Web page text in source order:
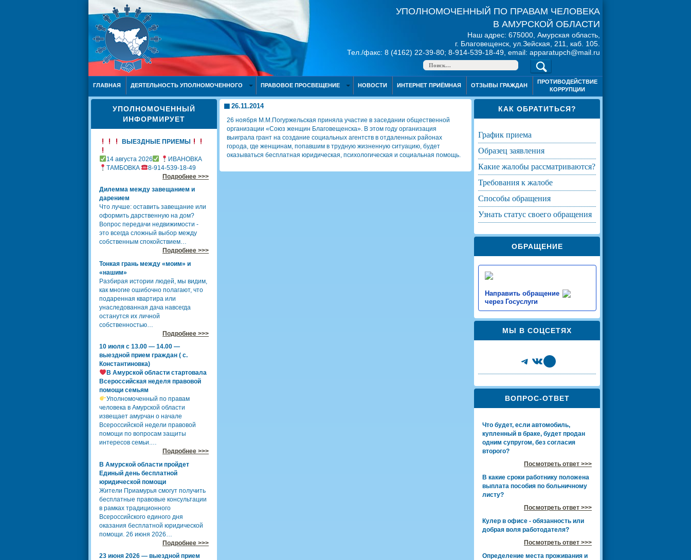
УПОЛНОМОЧЕННЫЙ ПО ПРАВАМ ЧЕЛОВЕКА
В АМУРСКОЙ ОБЛАСТИ
Наш адрес: 675000, Амурская область,
г. Благовещенск, ул.Зейская, 211, каб. 105.
Тел./факс: 8 (4162) 22-39-80; 8-914-539-18-49, email: apparatupch@mail.ru
ГЛАВНАЯ ДЕЯТЕЛЬНОСТЬ УПОЛНОМОЧЕННОГО ПРАВОВОЕ ПРОСВЕЩЕНИЕ НОВОСТИ ИНТЕРНЕТ ПРИЁМНАЯ ОТЗЫВЫ ГРАЖДАН
ПРОТИВОДЕЙСТВИЕ
КОРРУПЦИИ
УПОЛНОМОЧЕННЫЙ
ИНФОРМИРУЕТ
ВЫЕЗДНЫЕ ПРИЕМЫ
14 августа 2026
ИВАНОВКА
ТАМБОВКА
8-914-539-18-49
Подробнее >>>
Дилемма между завещанием и
дарением
Что лучше: оставить завещание или
оформить дарственную на дом?
Вопрос передачи недвижимости -
это всегда сложный выбор между
собственным спокойствием…
Подробнее >>>
Тонкая грань между «моим» и
«нашим»
Разбирая истории людей, мы видим,
как многие ошибочно полагают, что
подаренная квартира или
унаследованная дача навсегда
останутся их личной
собственностью…
Подробнее >>>
10 июля с 13.00 — 14.00 —
выездной прием граждан ( с.
Константиновка)
В Амурской области стартовала
Всероссийская неделя правовой
помощи семьям
Уполномоченный по правам
человека в Амурской области
извещает амурчан о начале
Всероссийской недели правовой
помощи по вопросам защиты
интересов семьи.…
Подробнее >>>
В Амурской области пройдет
Единый день бесплатной
юридической помощи
Жители Приамурья смогут получить
бесплатные правовые консультации
в рамках традиционного
Всероссийского единого дня
оказания бесплатной юридической
помощи. 26 июня 2026…
Подробнее >>>
23 июня 2026 — выездной прием
26.11.2014
26 ноября М.М.Погуржельская приняла участие в заседании общественной
организации «Союз женщин Благовещенска». В этом году организация
выиграла грант на создание социальных агентств в отдаленных районах
города, где женщинам, попавшим в трудную жизненную ситуацию, будет
оказываться бесплатная юридическая, психологическая и социальная помощь.
КАК ОБРАТИТЬСЯ?
график приема
образец заявления
какие жалобы рассматриваются?
требования к жалобе
способы обращения
узнать статус своего обращения
ОБРАЩЕНИЕ
Направить обращение
через Госуслуги
МЫ В СОЦСЕТЯХ
Telegram
VKShare Icon
ВОПРОС-ОТВЕТ
Что будет, если автомобиль,
купленный в браке, будет продан
одним супругом, без согласия
второго?
Посмотреть ответ >>>
В какие сроки работнику положена
выплата пособия по больничному
листу?
Посмотреть ответ >>>
Кулер в офисе - обязанность или
добрая воля работодателя?
Посмотреть ответ >>>
Определение места проживания и